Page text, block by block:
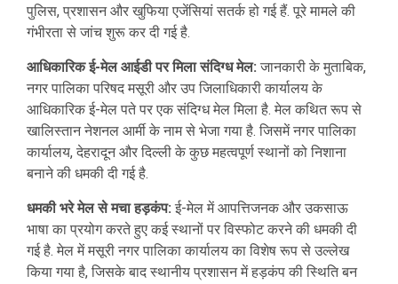
पुलिस, प्रशासन और खुफिया एजेंसियां सतर्क हो गई हैं. पूरे मामले की
गंभीरता से जांच शुरू कर दी गई है.
आधिकारिक ई-मेल आईडी पर मिला संदिग्ध मेल: जानकारी के मुताबिक,
नगर पालिका परिषद मसूरी और उप जिलाधिकारी कार्यालय के
आधिकारिक ई-मेल पते पर एक संदिग्ध मेल मिला है. मेल कथित रूप से
खालिस्तान नेशनल आर्मी के नाम से भेजा गया है. जिसमें नगर पालिका
कार्यालय, देहरादून और दिल्ली के कुछ महत्वपूर्ण स्थानों को निशाना
बनाने की धमकी दी गई है.
धमकी भरे मेल से मचा हड़कंप: ई-मेल में आपत्तिजनक और उकसाऊ
भाषा का प्रयोग करते हुए कई स्थानों पर विस्फोट करने की धमकी दी
गई है. मेल में मसूरी नगर पालिका कार्यालय का विशेष रूप से उल्लेख
किया गया है, जिसके बाद स्थानीय प्रशासन में हड़कंप की स्थिति बन